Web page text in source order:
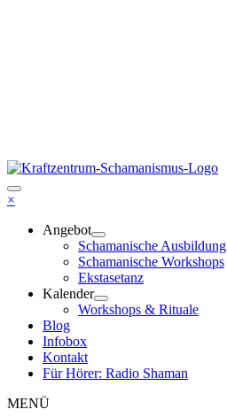
×
Angebot
Schamanische Ausbildung
Schamanische Workshops
Ekstasetanz
Kalender
Workshops & Rituale
Blog
Infobox
Kontakt
Für Hörer: Radio Shaman
MENÜ